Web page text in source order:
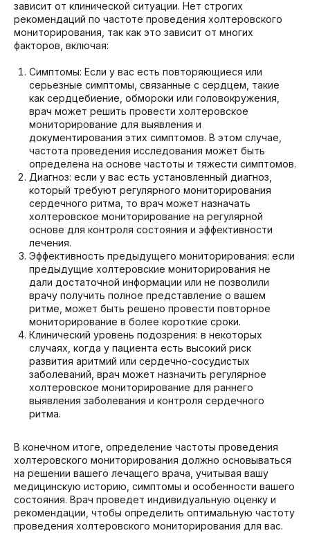
зависит от клинической ситуации. Нет строгих
рекомендаций по частоте проведения холтеровского
мониторирования, так как это зависит от многих
факторов, включая:
Симптомы: Если у вас есть повторяющиеся или
серьезные симптомы, связанные с сердцем, такие
как сердцебиение, обмороки или головокружения,
врач может решить провести холтеровское
мониторирование для выявления и
документирования этих симптомов. В этом случае,
частота проведения исследования может быть
определена на основе частоты и тяжести симптомов.
Диагноз: если у вас есть установленный диагноз,
который требуют регулярного мониторирования
сердечного ритма, то врач может назначать
холтеровское мониторирование на регулярной
основе для контроля состояния и эффективности
лечения.
Эффективность предыдущего мониторирования: если
предыдущие холтеровские мониторирования не
дали достаточной информации или не позволили
врачу получить полное представление о вашем
ритме, может быть решено провести повторное
мониторирование в более короткие сроки.
Клинический уровень подозрения: в некоторых
случаях, когда у пациента есть высокий риск
развития аритмий или сердечно-сосудистых
заболеваний, врач может назначить регулярное
холтеровское мониторирование для раннего
выявления заболевания и контроля сердечного
ритма.
В конечном итоге, определение частоты проведения
холтеровского мониторирования должно основываться
на решении вашего лечащего врача, учитывая вашу
медицинскую историю, симптомы и особенности вашего
состояния. Врач проведет индивидуальную оценку и
рекомендации, чтобы определить оптимальную частоту
проведения холтеровского мониторирования для вас.